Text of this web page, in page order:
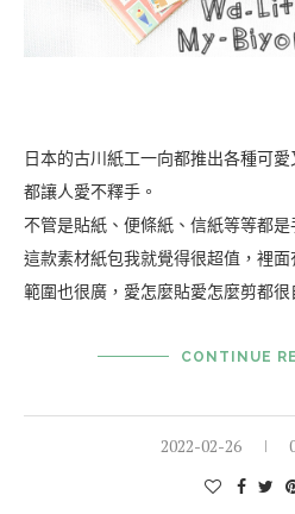
日本的古川紙工一向都推出各種可
都讓人愛不釋手。
不管是貼紙、便條紙、信紙等等都
這款素材紙包我就覺得很超值，裡
範圍也很廣，愛怎麼貼愛怎麼剪都
CONTINUE
2022-02-26